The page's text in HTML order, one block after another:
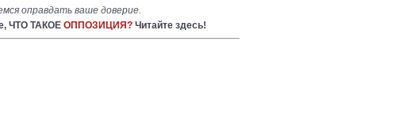
оправдать ваше доверие.
ЧТО ТАКОЕ ОППОЗИЦИЯ? Читайте здесь!